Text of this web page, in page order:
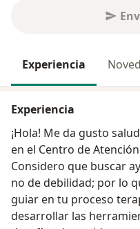
Experiencia
Experiencia
¡Hola! Me da gusto
en el Centro de
Considero que buscar
no de debilidad; por lo
guiar en tu proceso
desarrollar las